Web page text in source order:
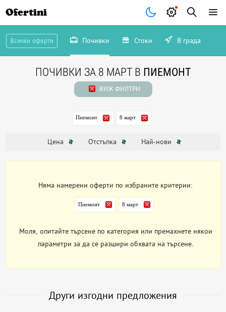
Ofertini
Всички оферти Почивки Стоки В града
ПОЧИВКИ ЗА 8 МАРТ В ПИЕМОНТ
ВИЖ ФИЛТРИ
Пиемонт 8 март
Цена Отстъпка Най-нови
Няма намерени оферти по избраните критерии:
Пиемонт 8 март
Моля, опитайте търсене по категория или премахнете някои
параметри за да се разшири обхвата на търсене.
Други изгодни предложения